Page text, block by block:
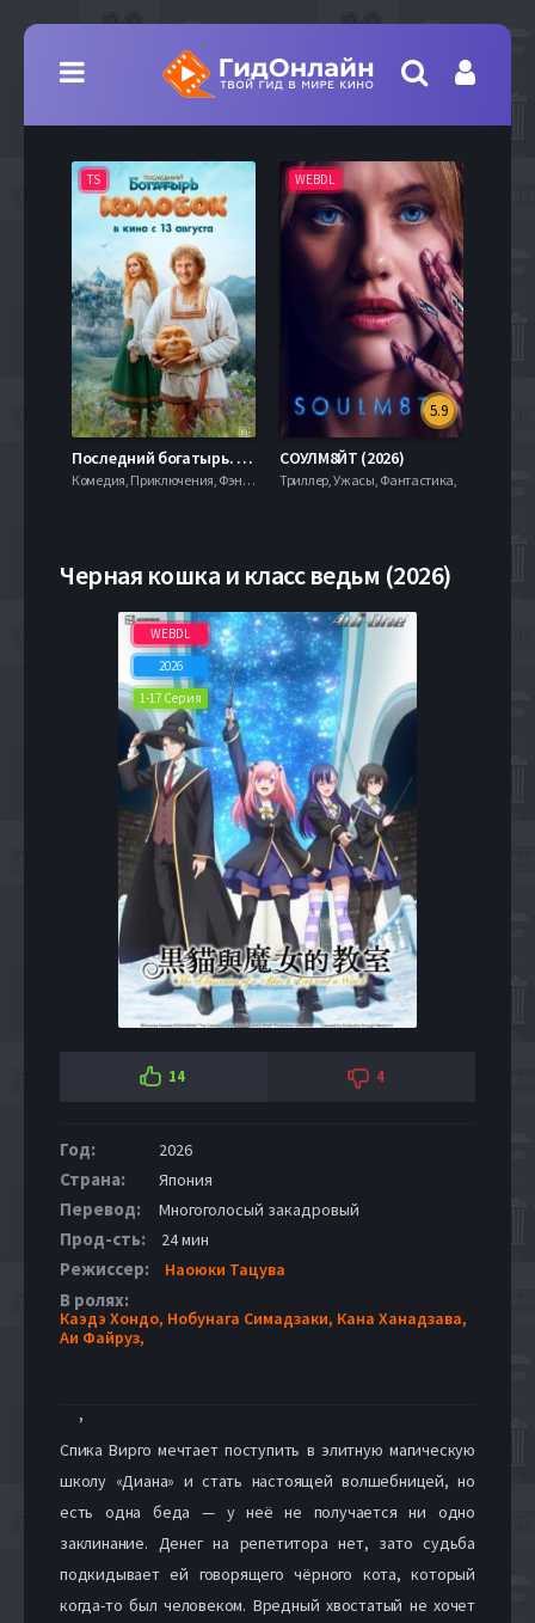
TS
Последний богатырь. Колобок (2026)
Комедия, Приключения, Фэнтези,
WEBDL
5.9
СОУЛМ8ЙТ (2026)
Триллер, Ужасы, Фантастика,
Черная кошка и класс ведьм (2026)
WEBDL
2026
1-17 Серия
14 4
Год: 2026
Страна: Япония
Перевод: Многоголосый закадровый
Прод-сть: 24 мин
Режиссер: Наоюки Тацува
В ролях:
Каэдэ Хондо, Нобунага Симадзаки, Кана Ханадзава,
Аи Файруз,
,
Спика Вирго мечтает поступить в элитную магическую
школу «Диана» и стать настоящей волшебницей, но
есть одна беда — у неё не получается ни одно
заклинание. Денег на репетитора нет, зато судьба
подкидывает ей говорящего чёрного кота, который
когда-то был человеком. Вредный хвостатый не хочет